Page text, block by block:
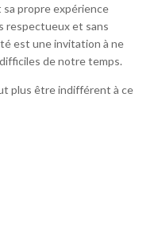
propre expérience
respectueux et sans
est une invitation à ne
de notre temps.
plus être indifférent à ce